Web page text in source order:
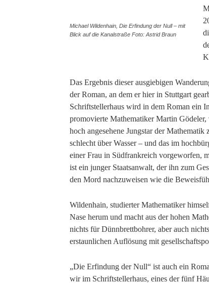
Michael Wildenhain, Die Erfindung der Null – mit
Blick auf die Kanalstraße Foto: Astrid Braun
Das Ergebnis dieser ausgiebigen
der Roman, an dem er hier in Stuttgart
Schriftstellerhaus wird in dem Roman ein
promovierte Mathematiker Martin
hoch angesehene Jungstar der
schlecht über Wasser – und das im
einer Frau in Südfrankreich vorgeworfen,
ist ein junger Staatsanwalt, der ihn zum
den Mord nachzuweisen wie die
Wildenhain, studierter Mathematiker
Nase herum und macht aus der hohen
nichts für Dünnbrettbohrer, aber auch
erstaunlichen Auflösung mit
„Die Erfindung der Null“ ist auch ein
wir im Schriftstellerhaus, eines der fünf